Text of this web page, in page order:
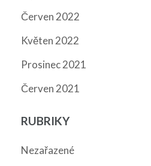
Červen 2022
Květen 2022
Prosinec 2021
Červen 2021
RUBRIKY
Nezařazené